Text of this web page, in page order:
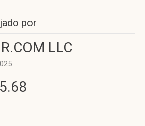
por
LLC